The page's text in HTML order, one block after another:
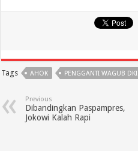
Tags AHOK PENGGANTI WAGUB DKI
Previous
Dibandingkan Paspampres,
Jokowi Kalah Rapi